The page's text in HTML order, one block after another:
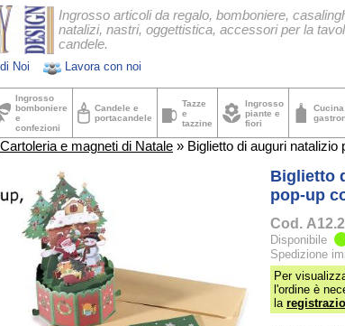
Noi Lavora con noi
Ingrosso articoli da regalo, bomboniere,
natalizi, nastri, oggettistica, accessori per la
candele.
Ingrosso
bomboniere
e
confezioni
Candele e
portacandele
Tazze
e
tazzine
Ingrosso
piante e
fiori
Cucina
Cartoleria e magneti di Natale » Biglietto di auguri natalizio
Biglietto
pop-up
Cod.
Disponibile
Spedizione
Per
l'ordine è
la